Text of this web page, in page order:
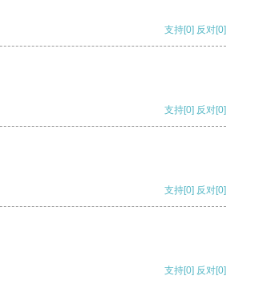
支持[0] 反对[0]
支持[0] 反对[0]
支持[0] 反对[0]
支持[0] 反对[0]